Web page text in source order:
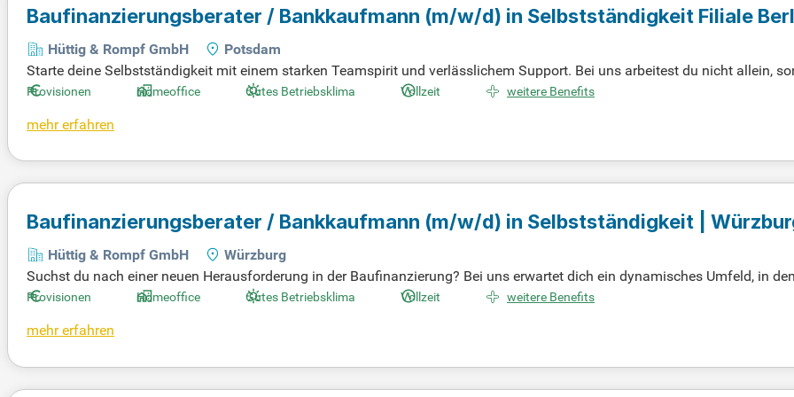
Baufinanzierungsberater / Bankkaufmann (m/w/d) in Selbstständigkeit Filiale
Hüttig & Rompf GmbH
Potsdam
Starte deine Selbstständigkeit mit einem starken Teamspirit und verlässlichem Support. Bei uns arbeitest du nicht allein,
egialem Austausch und kurzen Wegen. Unsere Afterworks fördern das Miteinander und stärken dein persönliches
en auf Augenhöhe. Mit klarer, verlässlicher Beratung schaffen wir gemeinsam Vertrauen und erfolgreich Abschlüsse.
Provisionen Homeoffice Gutes Betriebsklima Vollzeit weitere Benefits
mehr erfahren
Baufinanzierungsberater / Bankkaufmann (m/w/d) in Selbstständigkeit |
Hüttig & Rompf GmbH
Würzburg
Suchst du nach einer neuen Herausforderung in der Baufinanzierung? Bei uns erwartet dich ein dynamisches Umfeld, in
nken und partnerschaftliche Zusammenarbeit großgeschrieben werden. Du bist ein verlässlicher Berater, der auf
ns. Wir schätzen dich nicht als Vertriebslinie, sondern als Partner, der aktiv zum Erfolg beiträgt. Werde Teil unseres Teams
Provisionen Homeoffice Gutes Betriebsklima Vollzeit weitere Benefits
mehr erfahren